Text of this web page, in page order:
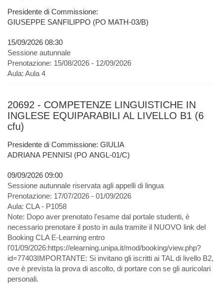
Presidente di Commissione:
GIUSEPPE SANFILIPPO (PO MATH-03/B)
15/09/2026 08:30
Sessione autunnale
Prenotazione: 15/08/2026 - 12/09/2026
Aula: Aula 4
20692 - COMPETENZE LINGUISTICHE IN
INGLESE EQUIPARABILI AL LIVELLO B1 (6
cfu)
Presidente di Commissione: GIULIA
ADRIANA PENNISI (PO ANGL-01/C)
09/09/2026 09:00
Sessione autunnale riservata agli appelli di lingua
Prenotazione: 17/07/2026 - 01/09/2026
Aula: CLA - P1058
Note: Dopo aver prenotato l'esame dal portale studenti, è
necessario prenotare il posto in aula tramite il NUOVO link del
Booking CLA E-Learning entro
l'01/09/2026:https://elearning.unipa.it/mod/booking/view.php?
id=77403IMPORTANTE: Si invitano gli iscritti ai TAL di livello B2,
ove è prevista la prova di ascolto, di portare con se gli auricolari
personali.